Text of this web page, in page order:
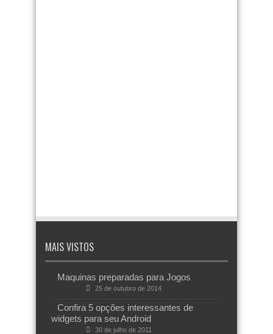
MAIS VISTOS
Maquinas preparadas para Jogos
25 de outubro de 2014
Confira 5 opções interessantes de
widgets para seu Android
30 de julho de 2011